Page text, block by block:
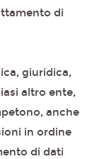
di
giuridica,
altro ente,
anche
in ordine
di dati